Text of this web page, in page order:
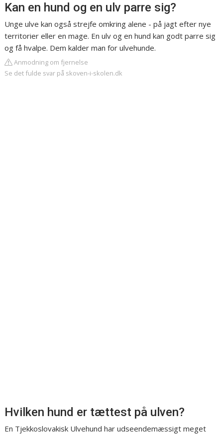
Kan en hund og en ulv parre sig?
Unge ulve kan også strejfe omkring alene - på jagt efter nye
territorier eller en mage. En ulv og en hund kan godt parre sig
og få hvalpe. Dem kalder man for ulvehunde.
Anmodning om fjernelse
Se det fulde svar på skoven-i-skolen.dk
Hvilken hund er tættest på ulven?
En Tjekkoslovakisk Ulvehund har udseendemæssigt meget